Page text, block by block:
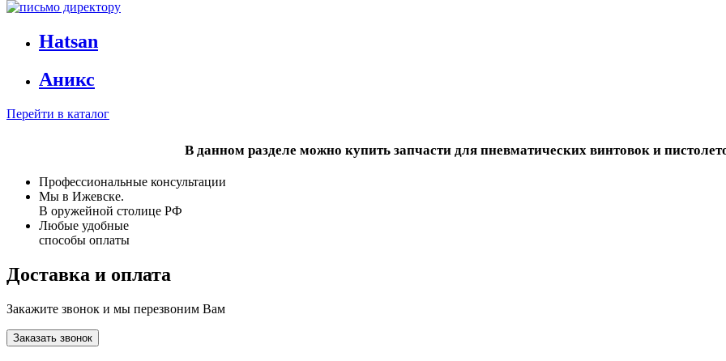
Hatsan
Аникс
Перейти в каталог
В данном разделе можно купить запчасти для пневматических винтовок и
Профессиональные консультации
Мы в Ижевске.
В оружейной столице РФ
Любые удобные
способы оплаты
Доставка и оплата
Закажите звонок и мы перезвоним Вам
Заказать звонок